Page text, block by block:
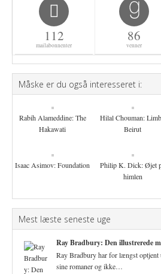
112
mailabonnenter
86
venner
Måske er du også interesseret i:
Rabih Alameddine: The
Hakawati
Hilal Chouman:
Beirut
Isaac Asimov: Foundation
Philip K. Dick: Øjet
himlen
Mest læste seneste uge
Ray Bradbury: Den illustrerede
Ray Bradbury har for længst
sine romaner og ikke…